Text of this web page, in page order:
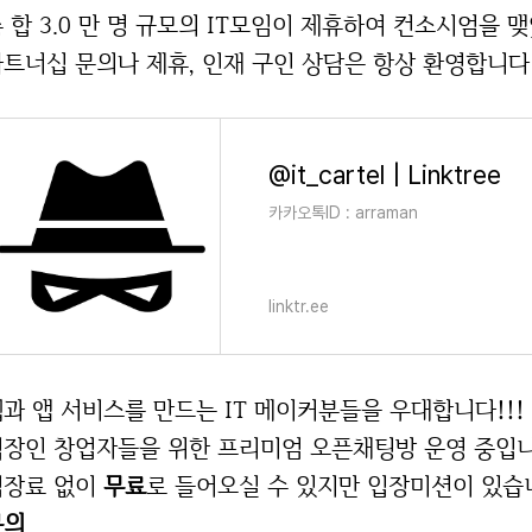
합 3.0 만 명 규모의 IT모임이 제휴하여 컨소시엄을
너십 문의나 제휴, 인재 구인 상담은 항상 환영합니
@it_cartel | Linktree
카카오톡ID : arraman
linktr.ee
앱 서비스를 만드는 IT 메이커분들을 우대합니다!!!
인 창업자들을 위한 프리미엄 오픈채팅방 운영 중입
료 없이 무료로 들어오실 수 있지만 입장미션이 있